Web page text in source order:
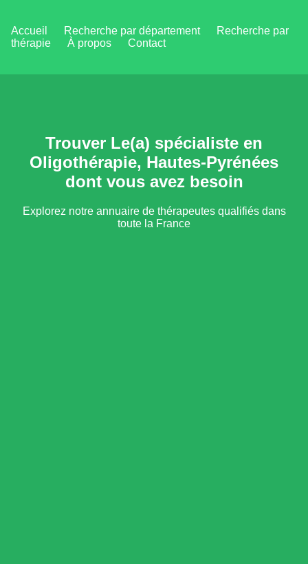
Accueil Recherche par département
Recherche par
thérapie
À propos Contact
Trouver Le(a) spécialiste en
Oligothérapie, Hautes-Pyrénées
dont vous avez besoin
Explorez notre annuaire de thérapeutes qualifiés dans
toute la France